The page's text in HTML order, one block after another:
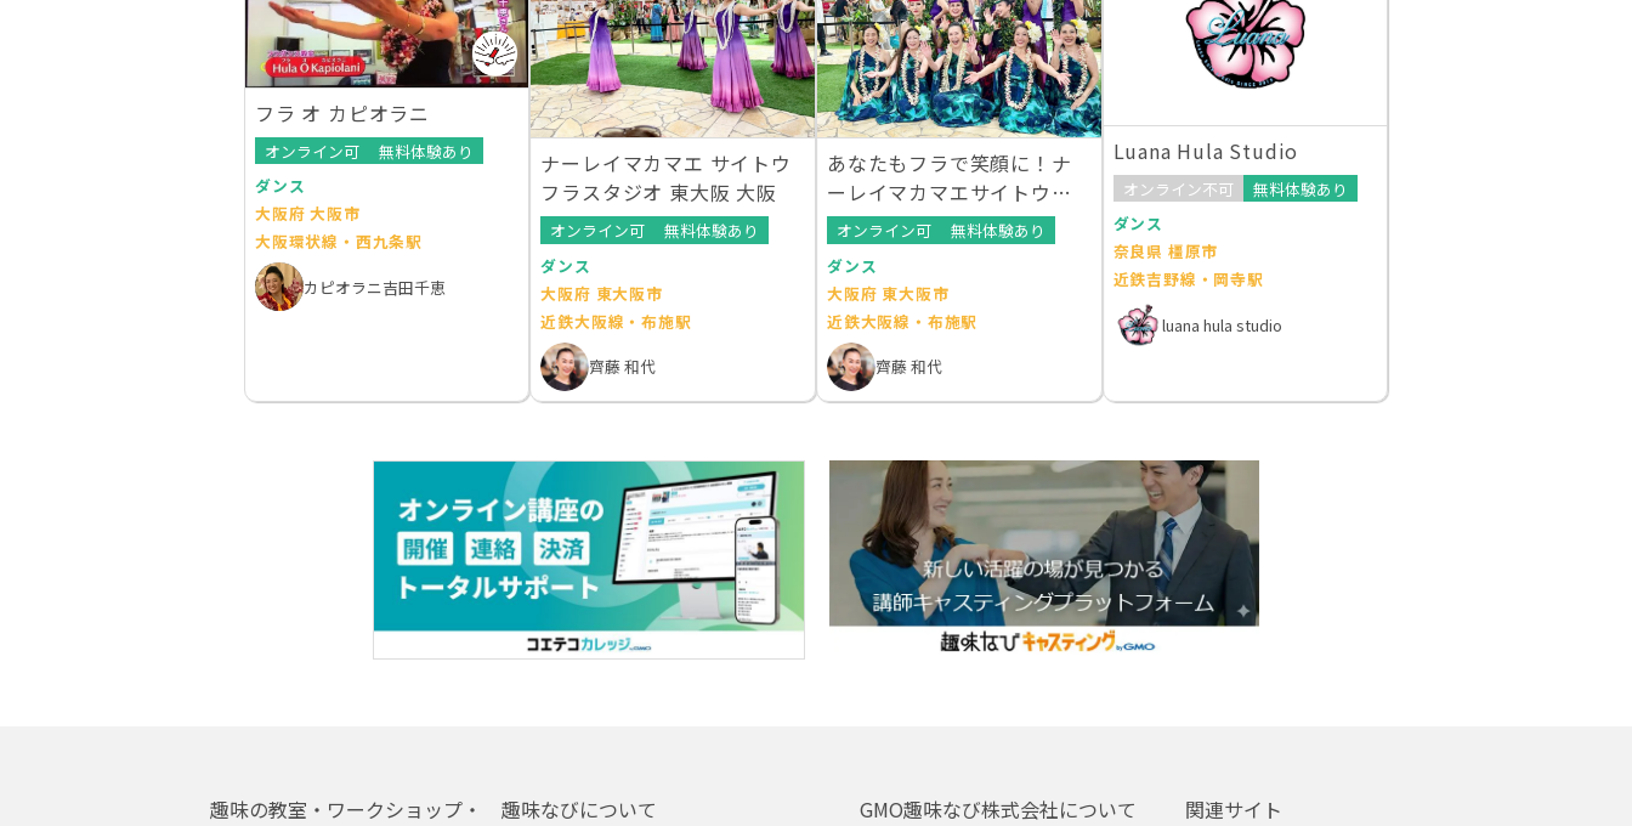
フラ オ カピオラニ
オンライン可
無料体験あり
ダンス
大阪府 大阪市
大阪環状線・西九条駅
カピオラニ吉田千恵
ナーレイマカマエ サイトウ
フラスタジオ 東大阪 大阪
オンライン可
無料体験あり
ダンス
大阪府 東大阪市
近鉄大阪線・布施駅
齊藤 和代
あなたもフラで笑顔に！ナ
ーレイマカマエサイトウフ
ラスタジオ 大阪
オンライン可
無料体験あり
ダンス
大阪府 東大阪市
近鉄大阪線・布施駅
齊藤 和代
Luana Hula Studio
オンライン不可
無料体験あり
ダンス
奈良県 橿原市
近鉄吉野線・岡寺駅
luana hula studio
趣味の教室・ワークショップ・
趣味なびについて GMO趣味なび株式会社について 関連サイト